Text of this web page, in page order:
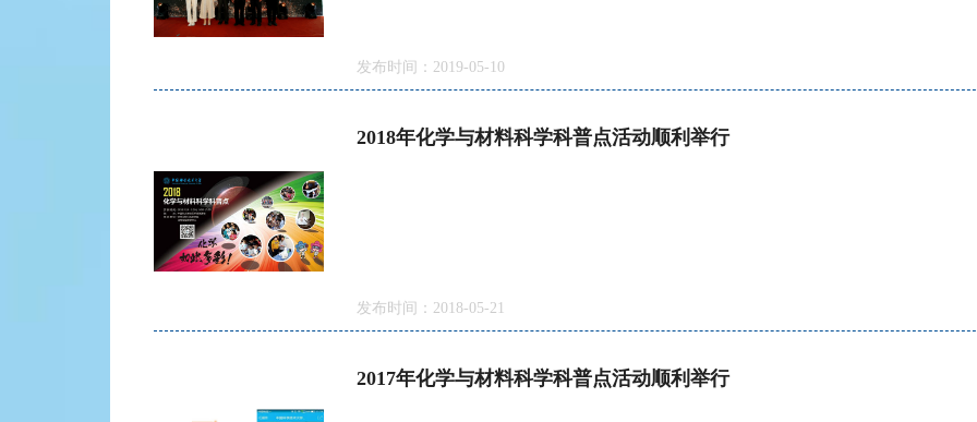
发布时间：2019-05-10
2018年化学与材料科学科普点活动顺利举行
发布时间：2018-05-21
2017年化学与材料科学科普点活动顺利举行